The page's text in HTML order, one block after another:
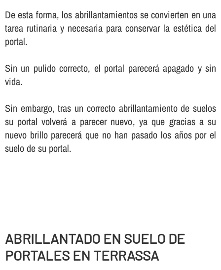
De esta forma, los abrillantamientos se convierten en una
tarea rutinaria y necesaria para conservar la estética del
portal.
Sin un pulido correcto, el portal parecerá apagado y sin
vida.
Sin embargo, tras un correcto abrillantamiento de suelos
su portal volverá a parecer nuevo, ya que gracias a su
nuevo brillo parecerá que no han pasado los años por el
suelo de su portal.
ABRILLANTADO EN SUELO DE
PORTALES EN TERRASSA